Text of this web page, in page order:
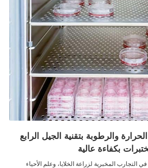
والرطوبة بتقنية الجيل الرابع
بكفاءة عالية
التجارب المخبرية لزراعة الخلايا، وعلم الأحياء